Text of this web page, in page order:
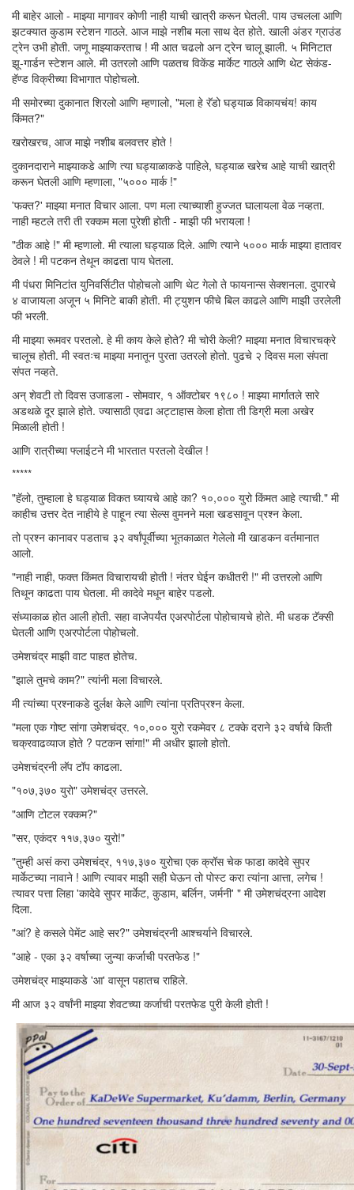
मी बाहेर आलो - माझ्या मागावर कोणी नाही याची खात्री करून घेतली. पाय उचलला आणि
झटक्यात कुडाम स्टेशन गाठले. आज माझे नशीब मला साथ देत होते. खाली अंडर ग्राउंड
ट्रेन उभी होती. जणू माझ्याकरताच ! मी आत चढलो अन ट्रेन चालू झाली. ५ मिनिटात
झू-गार्डन स्टेशन आले. मी उतरलो आणि पळतच विकेंड मार्केट गाठले आणि थेट सेकंड-
हॅण्ड विक्रीच्या विभागात पोहोचलो.
मी समोरच्या दुकानात शिरलो आणि म्हणालो, "मला हे रॅडो घड्याळ विकायचंय! काय
किंमत?"
खरोखरच, आज माझे नशीब बलवत्तर होते !
दुकानदाराने माझ्याकडे आणि त्या घड्याळाकडे पाहिले, घड्याळ खरेच आहे याची खात्री
करून घेतली आणि म्हणाला, "५००० मार्क !"
'फक्त?' माझ्या मनात विचार आला. पण मला त्याच्याशी हुज्जत घालायला वेळ नव्हता.
नाही म्हटले तरी ती रक्कम मला पुरेशी होती - माझी फी भरायला !
"ठीक आहे !" मी म्हणालो. मी त्याला घड्याळ दिले. आणि त्याने ५००० मार्क माझ्या हातावर
ठेवले ! मी पटकन तेथून काढता पाय घेतला.
मी पंधरा मिनिटांत युनिवर्सिटीत पोहोचलो आणि थेट गेलो ते फायनान्स सेक्शनला. दुपारचे
४ वाजायला अजून ५ मिनिटे बाकी होती. मी ट्युशन फीचे बिल काढले आणि माझी उरलेली
फी भरली.
मी माझ्या रूमवर परतलो. हे मी काय केले होते? मी चोरी केली? माझ्या मनात विचारचक्रे
चालूच होती. मी स्वतःच माझ्या मनातून पुरता उतरलो होतो. पुढचे २ दिवस मला संपता
संपत नव्हते.
अन् शेवटी तो दिवस उजाडला - सोमवार, १ ऑक्टोबर १९८० ! माझ्या मार्गातले सारे
अडथळे दूर झाले होते. ज्यासाठी एवढा अट्टाहास केला होता ती डिग्री मला अखेर
मिळाली होती !
आणि रात्रीच्या फ्लाईटने मी भारतात परतलो देखील !
*****
"हॅलो, तुम्हाला हे घड्याळ विकत घ्यायचे आहे का? १०,००० युरो किंमत आहे त्याची." मी
काहीच उत्तर देत नाहीये हे पाहून त्या सेल्स वुमनने मला खडसावून प्रश्न केला.
तो प्रश्न कानावर पडताच ३२ वर्षांपूर्वीच्या भूतकाळात गेलेलो मी खाडकन वर्तमानात
आलो.
"नाही नाही, फक्त किंमत विचारायची होती ! नंतर घेईन कधीतरी !" मी उत्तरलो आणि
तिथून काढता पाय घेतला. मी कादेवे मधून बाहेर पडलो.
संध्याकाळ होत आली होती. सहा वाजेपर्यंत एअरपोर्टला पोहोचायचे होते. मी धडक टॅक्सी
घेतली आणि एअरपोर्टला पोहोचलो.
उमेशचंद्र माझी वाट पाहत होतेच.
"झाले तुमचे काम?" त्यांनी मला विचारले.
मी त्यांच्या प्रश्नाकडे दुर्लक्ष केले आणि त्यांना प्रतिप्रश्न केला.
"मला एक गोष्ट सांगा उमेशचंद्र. १०,००० युरो रकमेवर ८ टक्के दराने ३२ वर्षाचे किती
चक्रवाढव्याज होते ? पटकन सांगा!" मी अधीर झालो होतो.
उमेशचंद्रनी लॅप टॉप काढला.
"१०७,३७० युरो" उमेशचंद्र उत्तरले.
"आणि टोटल रक्कम?"
"सर, एकंदर ११७,३७० युरो!"
"तुम्ही असं करा उमेशचंद्र, ११७,३७० युरोचा एक क्रॉस चेक फाडा कादेवे सुपर
मार्केटच्या नावाने ! आणि त्यावर माझी सही घेऊन तो पोस्ट करा त्यांना आत्ता, लगेच !
त्यावर पत्ता लिहा 'कादेवे सुपर मार्केट, कुडाम, बर्लिन, जर्मनी' " मी उमेशचंद्रना आदेश
दिला.
"आं? हे कसले पेमेंट आहे सर?" उमेशचंद्रनी आश्चर्याने विचारले.
"आहे - एका ३२ वर्षाच्या जुन्या कर्जाची परतफेड !"
उमेशचंद्र माझ्याकडे 'आ' वासून पहातच राहिले.
मी आज ३२ वर्षांनी माझ्या शेवटच्या कर्जाची परतफेड पुरी केली होती !